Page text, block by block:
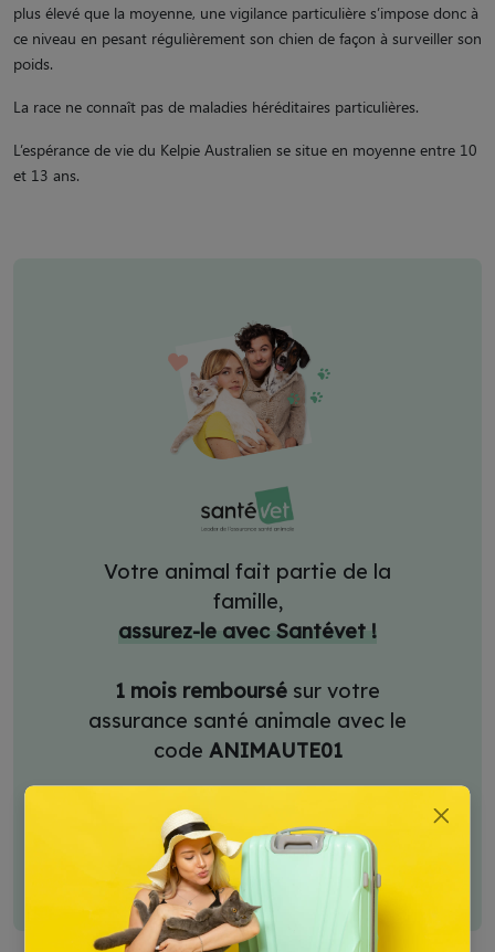
plus élevé que la moyenne, une vigilance particulière s’impose donc à
ce niveau en pesant régulièrement son chien de façon à surveiller son
poids.
La race ne connaît pas de maladies héréditaires particulières.
L’espérance de vie du Kelpie Australien se situe en moyenne entre 10
et 13 ans.
Votre animal fait partie de la
famille,
assurez-le avec Santévet !
1 mois remboursé sur votre
assurance santé animale avec le
code ANIMAUTE01
J'en profite